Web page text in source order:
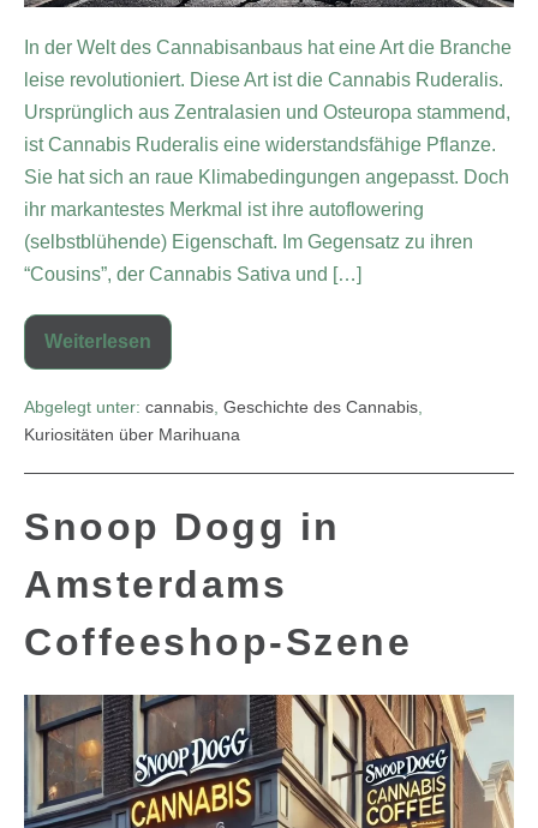
In der Welt des Cannabisanbaus hat eine Art die Branche
leise revolutioniert. Diese Art ist die Cannabis Ruderalis.
Ursprünglich aus Zentralasien und Osteuropa stammend,
ist Cannabis Ruderalis eine widerstandsfähige Pflanze.
Sie hat sich an raue Klimabedingungen angepasst. Doch
ihr markantestes Merkmal ist ihre autoflowering
(selbstblühende) Eigenschaft. Im Gegensatz zu ihren
“Cousins”, der Cannabis Sativa und […]
Weiterlesen
Abgelegt unter: cannabis Geschichte des Cannabis
Kuriositäten über Marihuana
Snoop Dogg in
Amsterdams
Coffeeshop-Szene